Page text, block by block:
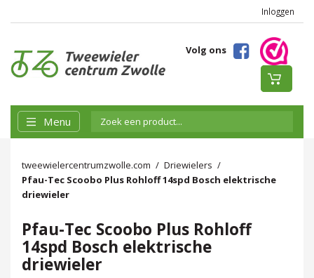
Inloggen
Volg ons
Menu
tweewielercentrumzwolle.com
Driewielers
Pfau-Tec Scoobo Plus Rohloff 14spd Bosch elektrische
driewieler
Pfau-Tec Scoobo Plus Rohloff
14spd Bosch elektrische
driewieler